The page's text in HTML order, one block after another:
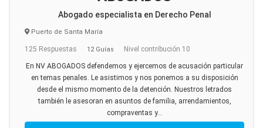
Abogado especialista en Derecho Penal
Puerto de Santa María
125 Respuestas 12 Guías Nivel contribución 10
En NV ABOGADOS defendemos y ejercemos de acusación particular
en temas penales. Le asistimos y nos ponemos a su disposición
desde el mismo momento de la detención. Nuestros letrados
también le asesoran en asuntos de familia, arrendamientos,
compraventas y...